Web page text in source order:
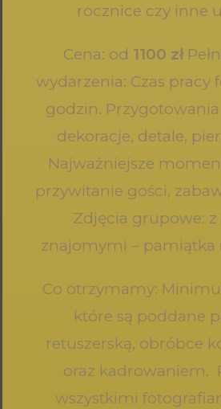
rocznice czy inne
Cena: od 1100 zł
wydarzenia: Czas pracy
godzin.
dekoracje, detale,
Najważniejsze
przywitanie gości,
Zdjęcia grupowe: z
znajomymi – pamiątka
Co otrzymamy:
które są poddane
retuszerską, obróbce
oraz kadrowaniem.
wszystkimi